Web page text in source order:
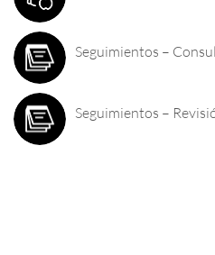
Seguimientos –
Seguimientos –